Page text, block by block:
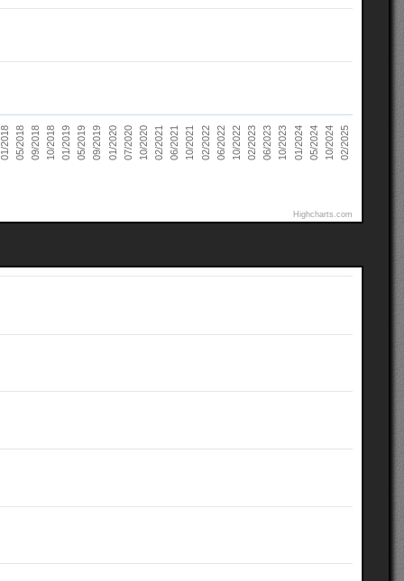
05/2018 09/2018 10/2018 01/2019 05/2019 09/2019 01/2020 07/2020 10/2020 02/2021 06/2021 10/2021 02/2022 06/2022 10/2022 02/2023 06/2023 10/2023 01/2024 05/2024 10/2024 02/2025
Highcharts.com